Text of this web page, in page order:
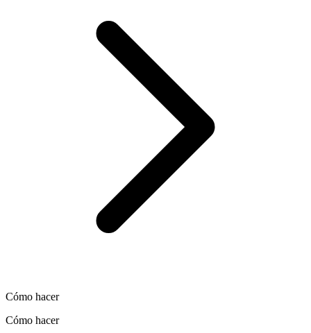
Cómo hacer
Cómo hacer